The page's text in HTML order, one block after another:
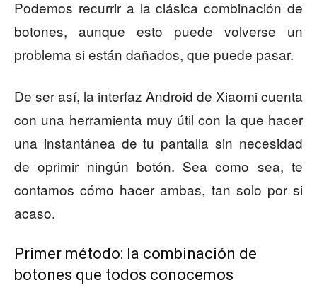
Podemos recurrir a la clásica combinación de
botones, aunque esto puede volverse un
problema si están dañados, que puede pasar.
De ser así, la interfaz Android de Xiaomi cuenta
con una herramienta muy útil con la que hacer
una instantánea de tu pantalla sin necesidad
de oprimir ningún botón. Sea como sea, te
contamos cómo hacer ambas, tan solo por si
acaso.
Primer método: la combinación de
botones que todos conocemos